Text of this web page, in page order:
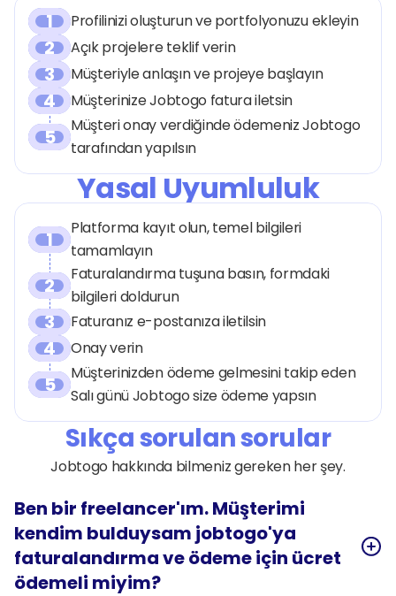
1 Profilinizi oluşturun ve portfolyonuzu ekleyin
2 Açık projelere teklif verin
3 Müşteriyle anlaşın ve projeye başlayın
4 Müşterinize Jobtogo fatura iletsin
5
Müşteri onay verdiğinde ödemeniz Jobtogo
tarafından yapılsın
Yasal Uyumluluk
1
Platforma kayıt olun, temel bilgileri
tamamlayın
2
Faturalandırma tuşuna basın, formdaki
bilgileri doldurun
3 Faturanız e-postanıza iletilsin
4 Onay verin
5
Müşterinizden ödeme gelmesini takip eden
Salı günü Jobtogo size ödeme yapsın
Sıkça sorulan sorular
Jobtogo hakkında bilmeniz gereken her şey.
Ben bir freelancer'ım. Müşterimi
kendim bulduysam jobtogo'ya
faturalandırma ve ödeme için ücret
ödemeli miyim?